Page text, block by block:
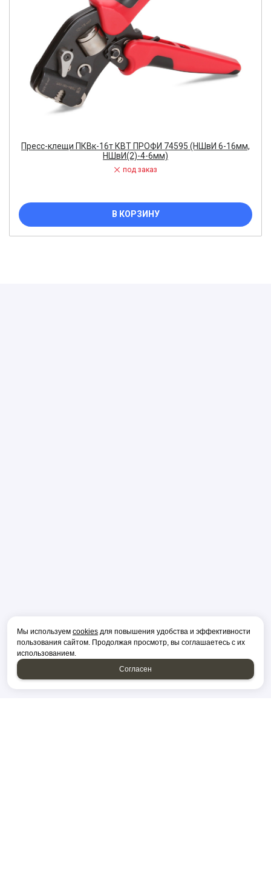
Пресс-клещи ПКВк-16т КВТ ПРОФИ 74595 (НШвИ 6-16мм,
НШвИ(2)-4-6мм)
под заказ
В КОРЗИНУ
Мы используем cookies для повышения удобства и эффективности
пользования сайтом. Продолжая просмотр, вы соглашаетесь с их
использованием.
Согласен